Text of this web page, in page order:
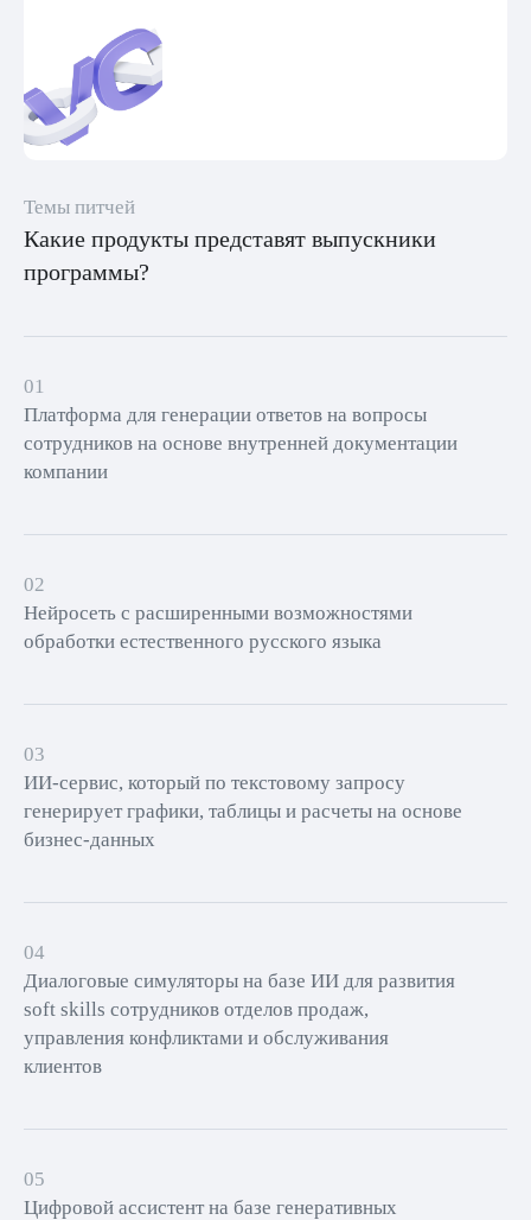
Темы питчей
Какие продукты представят выпускники
программы?
01
Платформа для генерации ответов на вопросы
сотрудников на основе внутренней документации
компании
02
Нейросеть с расширенными возможностями
обработки естественного русского языка
03
ИИ-сервис, который по текстовому запросу
генерирует графики, таблицы и расчеты на основе
бизнес-данных
04
Диалоговые симуляторы на базе ИИ для развития
soft skills сотрудников отделов продаж,
управления конфликтами и обслуживания
клиентов
05
Цифровой ассистент на базе генеративных